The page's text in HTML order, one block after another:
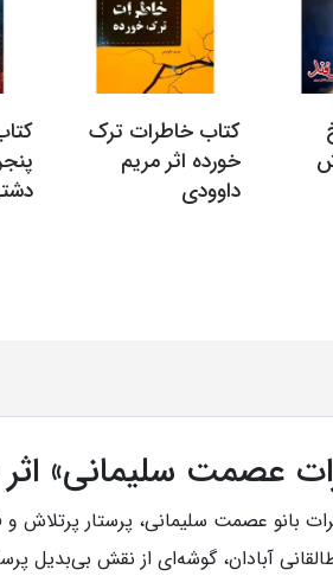
کتاب خاطرات ترک
خورده اثر مریم
داوودی
عصمت سلیمانی»
بانو عصمت سلیمانی، پرستار پرتلاش
آبادان، گوشه‌ای از نقش بی‌بدیل